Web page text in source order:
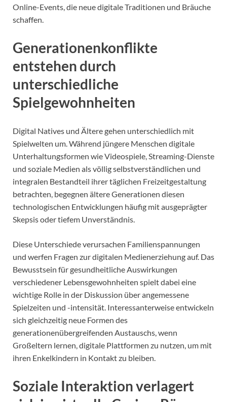
Online-Events, die neue digitale Traditionen und Bräuche
schaffen.
Generationenkonflikte
entstehen durch
unterschiedliche
Spielgewohnheiten
Digital Natives und Ältere gehen unterschiedlich mit
Spielwelten um. Während jüngere Menschen digitale
Unterhaltungsformen wie Videospiele, Streaming-Dienste
und soziale Medien als völlig selbstverständlichen und
integralen Bestandteil ihrer täglichen Freizeitgestaltung
betrachten, begegnen ältere Generationen diesen
technologischen Entwicklungen häufig mit ausgeprägter
Skepsis oder tiefem Unverständnis.
Diese Unterschiede verursachen Familienspannungen
und werfen Fragen zur digitalen Medienerziehung auf. Das
Bewusstsein für gesundheitliche Auswirkungen
verschiedener Lebensgewohnheiten spielt dabei eine
wichtige Rolle in der Diskussion über angemessene
Spielzeiten und -intensität. Interessanterweise entwickeln
sich gleichzeitig neue Formen des
generationenübergreifenden Austauschs, wenn
Großeltern lernen, digitale Plattformen zu nutzen, um mit
ihren Enkelkindern in Kontakt zu bleiben.
Soziale Interaktion verlagert